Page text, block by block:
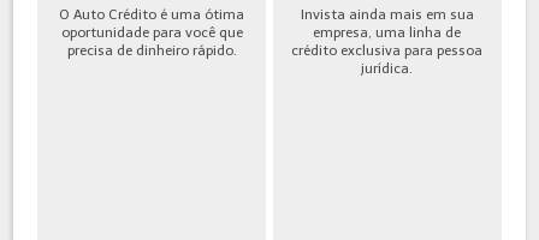
O Auto Crédito é uma ótima
oportunidade para você que
precisa de dinheiro rápido.
Invista ainda mais em sua
empresa, uma linha de
crédito exclusiva para pessoa
jurídica.